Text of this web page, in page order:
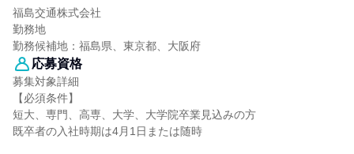
福島交通株式会社
勤務地
勤務候補地：福島県、東京都、大阪府
応募資格
募集対象詳細
【必須条件】
短大、専門、高専、大学、大学院卒業見込みの方
既卒者の入社時期は4月1日または随時